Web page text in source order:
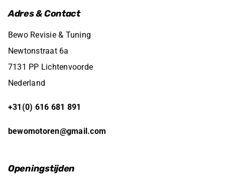
Adres & Contact
Bewo Revisie & Tuning
Newtonstraat 6a
7131 PP Lichtenvoorde
Nederland
+31(0) 616 681 891
bewomotoren@gmail.com
Openingstijden